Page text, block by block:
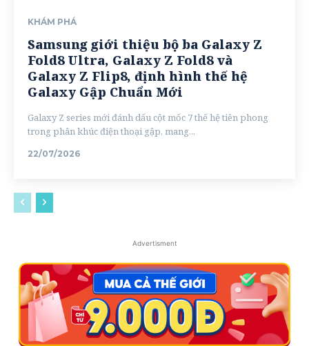
KHÁM PHÁ
Samsung giới thiệu bộ ba Galaxy Z
Fold8 Ultra, Galaxy Z Fold8 và
Galaxy Z Flip8, định hình thế hệ
Galaxy Gập Chuẩn Mới
Galaxy Z series mới đánh dấu cột mốc 7 thế hệ tiên phong
trong phân khúc điện thoại gập, mang...
22/07/2026
Advertisment